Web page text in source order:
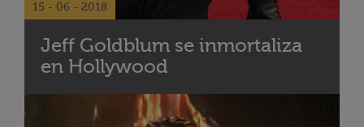
15 - 06 - 2018
Jeff Goldblum se inmortaliza
en Hollywood